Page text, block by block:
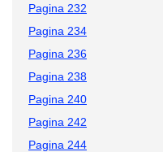
Pagina 232
Pagina 234
Pagina 236
Pagina 238
Pagina 240
Pagina 242
Pagina 244